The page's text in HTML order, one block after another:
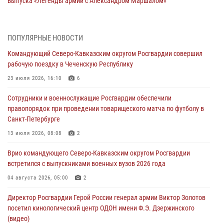
Представители ФСБ России по Уральскому округу Росгвардии и
Кузнецова
07 августа 2026, 12:00
Смольного собора в Санкт-Петербурге (видео)
07 августа 2026, 11:34 3
В Курске росгвардейцы провели занятие по основам
07 августа 2026, 11:33
Рэпер ST посетил раненых росгвардейцев в Главном военном
07 августа 2026, 11:18
ПОПУЛЯРНЫЕ НОВОСТИ
Командующий Северо-Кавказским округом Росгвардии совершил
рабочую поездку в Чеченскую Республику
23 июля 2026, 16:10 6
Сотрудники и военнослужащие Росгвардии обеспечили
правопорядок при проведении товарищеского матча по футболу в
Санкт-Петербурге
13 июля 2026, 08:08 2
Врио командующего Северо-Кавказским округом Росгвардии
встретился с выпускниками военных вузов 2026 года
04 августа 2026, 05:00 2
Директор Росгвардии Герой России генерал армии Виктор Золотов
посетил кинологический центр ОДОН имени Ф.Э. Дзержинского
(видео)